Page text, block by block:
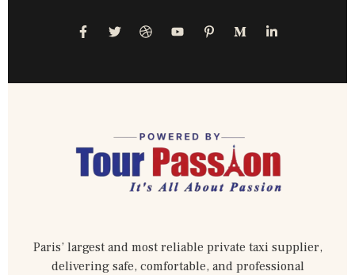
Paris’ largest and most reliable private taxi supplier,
delivering safe, comfortable, and professional